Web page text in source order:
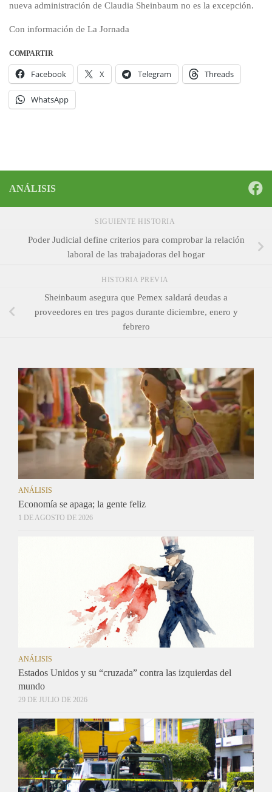
nueva administración de Claudia Sheinbaum no es la excepción.
Con información de La Jornada
COMPARTIR
Facebook X Telegram Threads
WhatsApp
ANÁLISIS
SIGUIENTE HISTORIA
Poder Judicial define criterios para comprobar la relación
laboral de las trabajadoras del hogar
HISTORIA PREVIA
Sheinbaum asegura que Pemex saldará deudas a
proveedores en tres pagos durante diciembre, enero y
febrero
ANÁLISIS
Economía se apaga; la gente feliz
1 DE AGOSTO DE 2026
ANÁLISIS
Estados Unidos y su “cruzada” contra las izquierdas del
mundo
29 DE JULIO DE 2026